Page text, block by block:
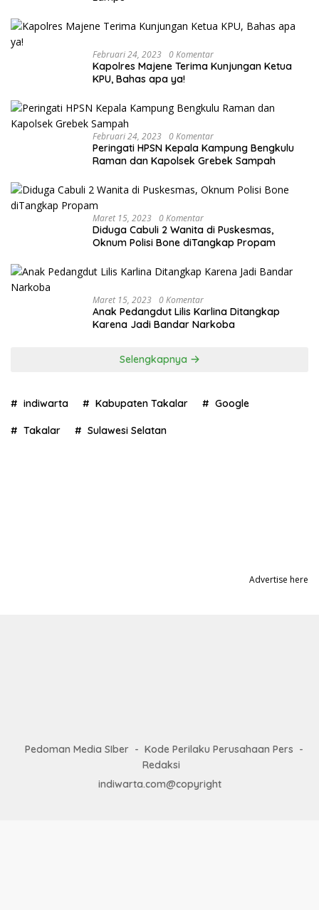
Februari 24, 2023 0 Komentar
Kapolres Majene Terima Kunjungan Ketua
KPU, Bahas apa ya!
Februari 24, 2023 0 Komentar
Peringati HPSN Kepala Kampung Bengkulu
Raman dan Kapolsek Grebek Sampah
Maret 15, 2023 0 Komentar
Diduga Cabuli 2 Wanita di Puskesmas,
Oknum Polisi Bone diTangkap Propam
Maret 15, 2023 0 Komentar
Anak Pedangdut Lilis Karlina Ditangkap
Karena Jadi Bandar Narkoba
Selengkapnya
indiwarta Kabupaten Takalar Google
Takalar Sulawesi Selatan
Advertise here
Pedoman Media SIber
Kode Perilaku Perusahaan Pers
Redaksi
indiwarta.com@copyright